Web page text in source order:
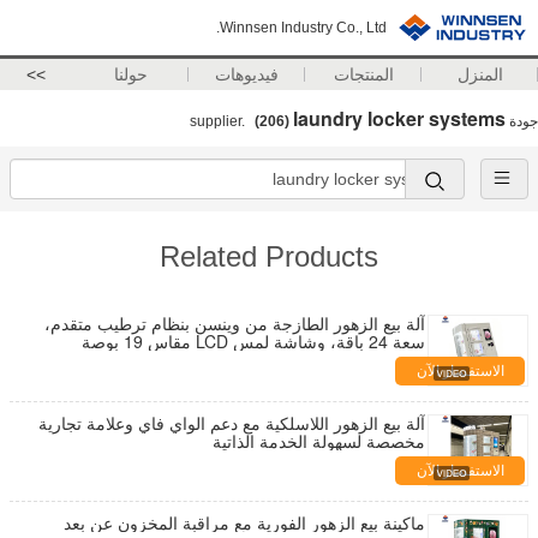
Winnsen Industry Co., Ltd.
المنزل المنتجات فيديوهات حولنا >>
جودة laundry locker systems
(206)
Related Products
آلة بيع الزهور الطازجة من وينسن بنظام ترطيب متقدم،
سعة 24 باقة، وشاشة لمس LCD مقاس 19 بوصة
الاستفسار الآن
آلة بيع الزهور اللاسلكية مع دعم الواي فاي وعلامة تجارية
مخصصة لسهولة الخدمة الذاتية
الاستفسار الآن
ماكينة بيع الزهور الفورية مع مراقبة المخزون عن بعد